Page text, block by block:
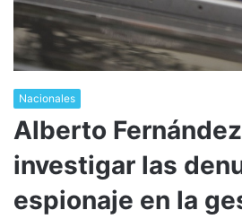
Nacionales
Alberto
investigar las
espionaje en la